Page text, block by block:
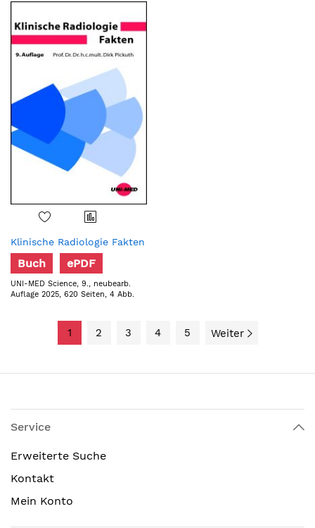
Klinische Radiologie Fakten
Buch ePDF
UNI-MED Science, 9., neubearb.
Auflage 2025, 620 Seiten, 4 Abb.
1 2 3 4 5 Weiter
Service
Erweiterte Suche
Kontakt
Mein Konto